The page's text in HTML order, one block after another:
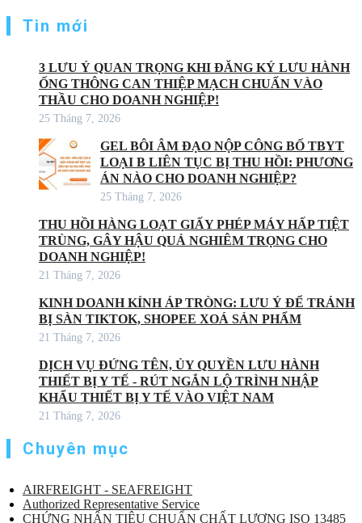
Tin mới
3 LƯU Ý QUAN TRỌNG KHI ĐĂNG KÝ LƯU HÀNH
ỐNG THÔNG CAN THIỆP MẠCH CHUẨN VÀO
THẦU CHO DOANH NGHIỆP!
25 Tháng 7, 2026
GEL BÔI ÂM ĐẠO NỘP CÔNG BỐ TBYT
LOẠI B LIÊN TỤC BỊ THU HỒI: PHƯƠNG
ÁN NÀO CHO DOANH NGHIỆP?
25 Tháng 7, 2026
THU HỒI HÀNG LOẠT GIẤY PHÉP MÁY HẤP TIỆT
TRÙNG, GÂY HẬU QUẢ NGHIÊM TRỌNG CHO
DOANH NGHIỆP!
21 Tháng 7, 2026
KINH DOANH KÍNH ÁP TRÒNG: LƯU Ý ĐỂ TRÁNH
BỊ SÀN TIKTOK, SHOPEE XOÁ SẢN PHẨM
21 Tháng 7, 2026
DỊCH VỤ ĐỨNG TÊN, ỦY QUYỀN LƯU HÀNH
THIẾT BỊ Y TẾ - RÚT NGẮN LỘ TRÌNH NHẬP
KHẨU THIẾT BỊ Y TẾ VÀO VIỆT NAM
21 Tháng 7, 2026
Chuyên mục
AIRFREIGHT - SEAFREIGHT
Authorized Representative Service
CHỨNG NHẬN TIÊU CHUẨN CHẤT LƯỢNG ISO 13485